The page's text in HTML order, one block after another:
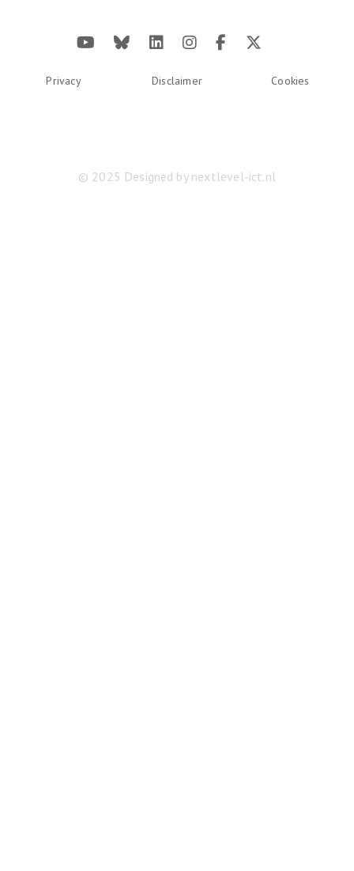
Privacy Disclaimer Cookies
© 2025 Designed by nextlevel-ict.nl